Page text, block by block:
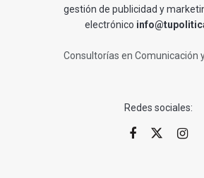
gestión de publicidad y
electrónico
Consultorías en Comunicación
Redes sociales: